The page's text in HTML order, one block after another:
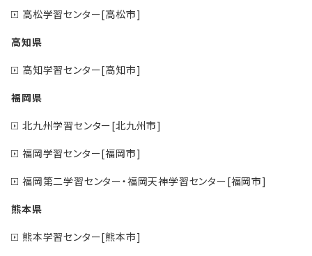
高松学習センター[高松市]
高知県
高知学習センター[高知市]
福岡県
北九州学習センター[北九州市]
福岡学習センター[福岡市]
福岡第二学習センター・福岡天神学習センター[福岡市]
熊本県
熊本学習センター[熊本市]